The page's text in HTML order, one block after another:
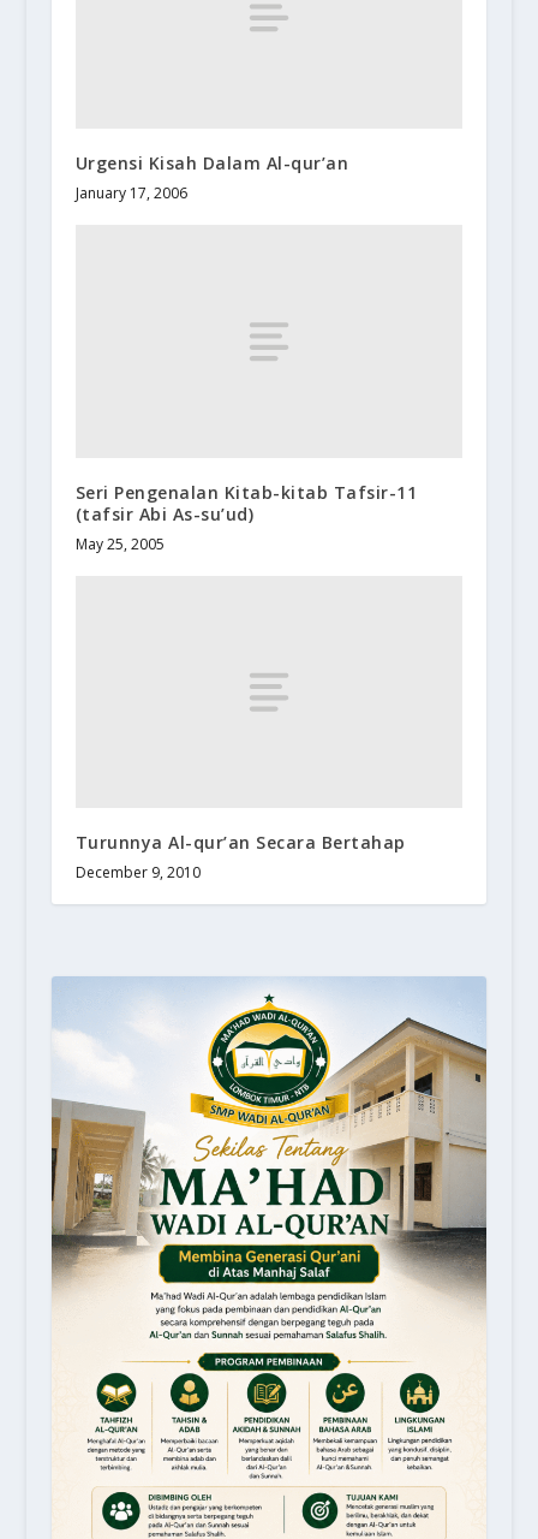
Urgensi Kisah Dalam Al-qur’an
January 17, 2006
Seri Pengenalan Kitab-kitab Tafsir-11
(tafsir Abi As-su’ud)
May 25, 2005
Turunnya Al-qur’an Secara Bertahap
December 9, 2010